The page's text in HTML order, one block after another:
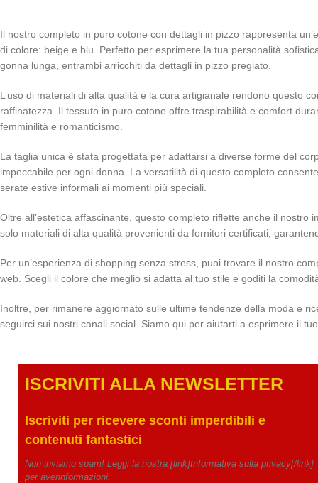
Il nostro completo in puro cotone con dettagli in pizzo rappresenta
di colore: beige e blu. Perfetto per esprimere la tua personalità
gonna lunga, entrambi arricchiti da dettagli in pizzo pregiato.
L’uso di materiali di alta qualità e la cura artigianale rendono questo
raffinatezza. Il tessuto in puro cotone offre traspirabilità e comfort
femminilità e romanticismo.
La taglia unica è stata progettata per adattarsi a diverse forme del
impeccabile per ogni donna. La versatilità di questo completo
serate estive informali ai momenti più speciali.
Oltre all’estetica affascinante, questo completo riflette anche il
solo materiali di alta qualità provenienti da fornitori certificati,
Per un’esperienza di shopping senza stress, puoi trovare il nostro
web. Scegli il colore che meglio si adatta al tuo stile e goditi la
Inoltre, per rimanere aggiornato sulle ultime tendenze della moda e
seguirci sui nostri canali social. Siamo qui per aiutarti a esprimere il
ISCRIVITI ALLA NEWSLETTER
Iscriviti per ricevere sconti imperdibili e
contenuti fantastici
Non inviamo spam! Leggi la nostra [link]Informativa sulla privacy[/link]
per averinformazioni.